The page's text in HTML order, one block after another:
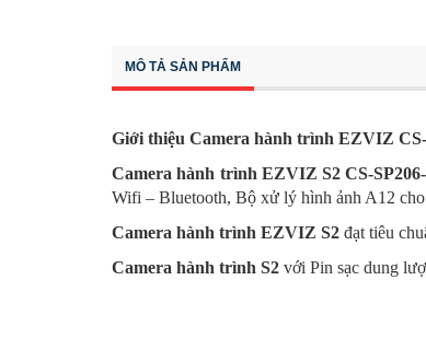
MÔ TẢ SẢN PHẨM
Giới thiệu Camera hành trình EZVIZ
Camera hành trình EZVIZ S2 CS-
Wifi – Bluetooth, Bộ xử lý hình ảnh A12
Camera hành trình EZVIZ S2 đạt tiêu
Camera hành trình S2 với Pin sạc dung